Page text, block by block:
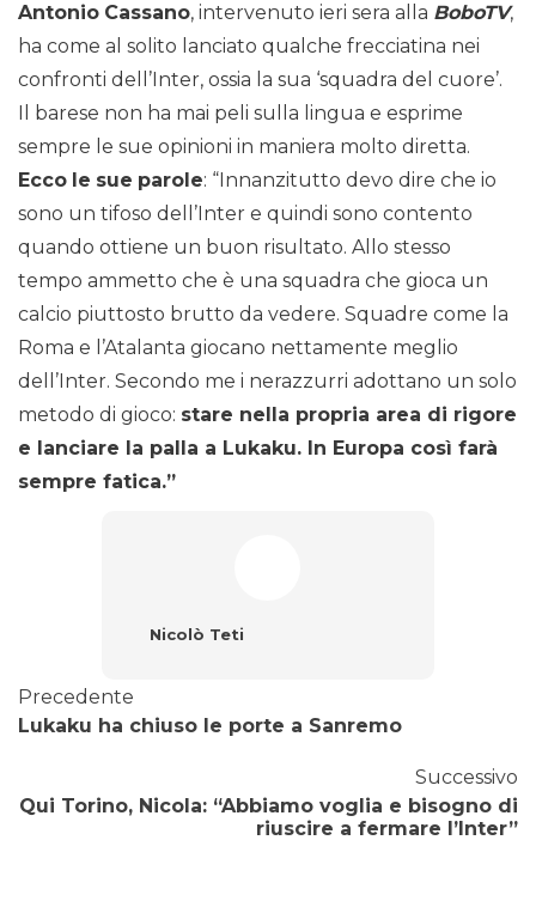
Antonio Cassano, intervenuto ieri sera alla BoboTV,
ha come al solito lanciato qualche frecciatina nei
confronti dell’Inter, ossia la sua ‘squadra del cuore’.
Il barese non ha mai peli sulla lingua e esprime
sempre le sue opinioni in maniera molto diretta.
Ecco le sue parole: “Innanzitutto devo dire che io
sono un tifoso dell’Inter e quindi sono contento
quando ottiene un buon risultato. Allo stesso
tempo ammetto che è una squadra che gioca un
calcio piuttosto brutto da vedere. Squadre come la
Roma e l’Atalanta giocano nettamente meglio
dell’Inter. Secondo me i nerazzurri adottano un solo
metodo di gioco: stare nella propria area di rigore
e lanciare la palla a Lukaku. In Europa così farà
sempre fatica.”
Nicolò Teti
Precedente
Lukaku ha chiuso le porte a Sanremo
Successivo
Qui Torino, Nicola: “Abbiamo voglia e bisogno di
riuscire a fermare l’Inter”